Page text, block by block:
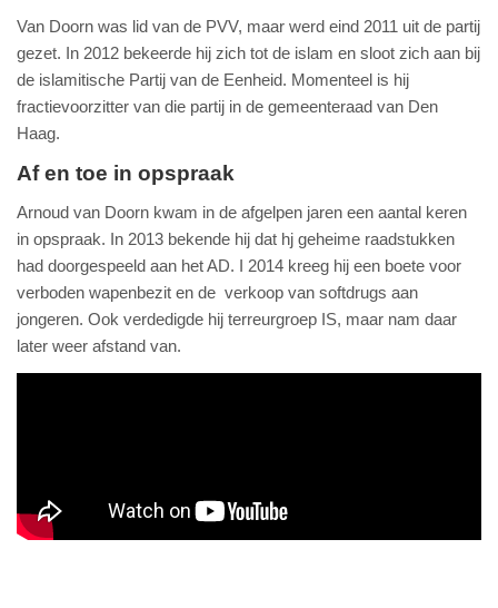
Van Doorn was lid van de PVV, maar werd eind 2011 uit de partij
gezet. In 2012 bekeerde hij zich tot de islam en sloot zich aan bij
de islamitische Partij van de Eenheid. Momenteel is hij
fractievoorzitter van die partij in de gemeenteraad van Den
Haag.
Af en toe in opspraak
Arnoud van Doorn kwam in de afgelpen jaren een aantal keren
in opspraak. In 2013 bekende hij dat hj geheime raadstukken
had doorgespeeld aan het AD. I 2014 kreeg hij een boete voor
verboden wapenbezit en de verkoop van softdrugs aan
jongeren. Ook verdedigde hij terreurgroep IS, maar nam daar
later weer afstand van.